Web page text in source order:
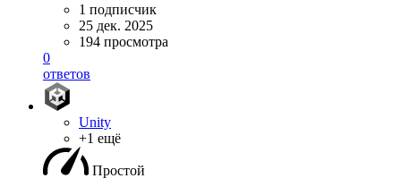
1 подписчик
25 дек. 2025
194 просмотра
0
ответов
Unity
+1 ещё
Простой